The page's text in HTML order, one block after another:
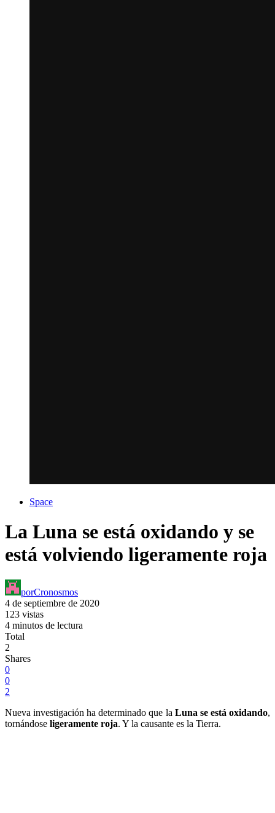
Space
La Luna se está oxidando y se
está volviendo ligeramente roja
porCronosmos
4 de septiembre de 2020
123 vistas
4 minutos de lectura
Total
2
Shares
0
0
2
Nueva investigación ha determinado que la Luna se está oxidando,
tornándose ligeramente roja. Y la causante es la Tierra.